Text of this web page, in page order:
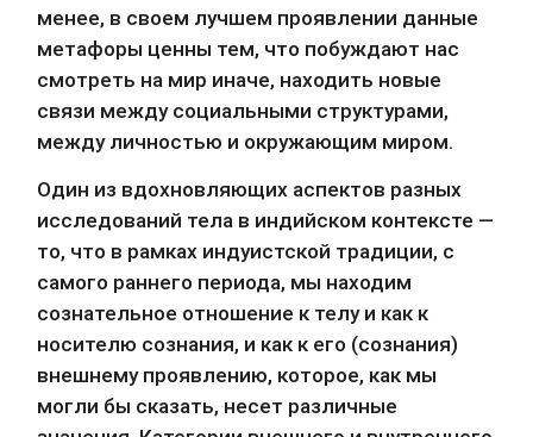
менее, в своем лучшем проявлении данные
метафоры ценны тем, что побуждают нас
смотреть на мир иначе, находить новые
связи между социальными структурами,
между личностью и окружающим миром.
Один из вдохновляющих аспектов разных
исследований тела в индийском контексте —
то, что в рамках индуистской традиции, с
самого раннего периода, мы находим
сознательное отношение к телу и как к
носителю сознания, и как к его (сознания)
внешнему проявлению, которое, как мы
могли бы сказать, несет различные